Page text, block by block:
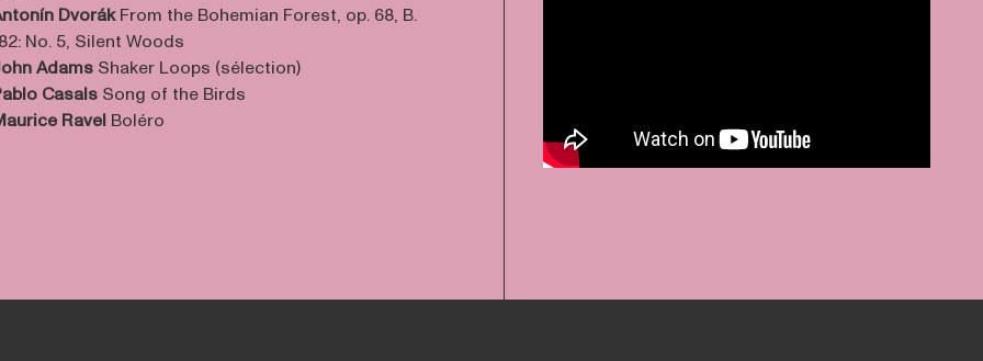
DvorákFrom the Bohemian Forest, op. 68, B.
No. 5, Silent Woods
AdamsShaker Loops (sélection)
CasalsSong of the Birds
RavelBoléro